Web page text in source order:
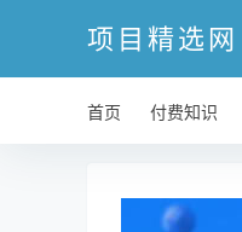
项目精选网
首页 付费知识